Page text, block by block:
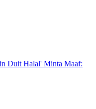
Duit Halal' Minta Maaf: